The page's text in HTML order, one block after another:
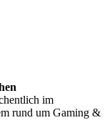
im
rund um Gaming &